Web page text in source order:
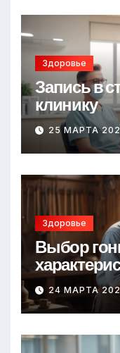
Здоровье
Запись в
клинику
25 МАРТА
Здоровье
Выбор
24 МАРТА